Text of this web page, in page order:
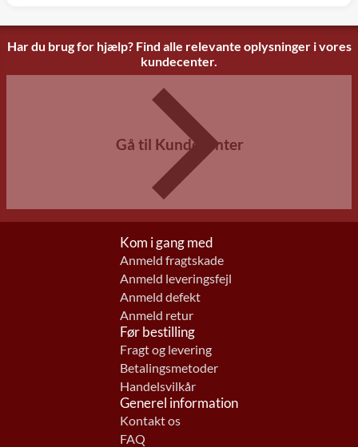
Har du brug for hjælp? Find alle relevante oplysninger i vores
kundecenter.
Gå til Kundecenter
Kom i gang med
Anmeld fragtskade
Anmeld leveringsfejl
Anmeld defekt
Anmeld retur
Før bestilling
Fragt og levering
Betalingsmetoder
Handelsvilkår
Generel information
Kontakt os
FAQ